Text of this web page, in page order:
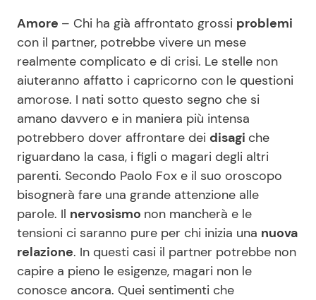
Amore – Chi ha già affrontato grossi problemi
con il partner, potrebbe vivere un mese
realmente complicato e di crisi. Le stelle non
aiuteranno affatto i capricorno con le questioni
amorose. I nati sotto questo segno che si
amano davvero e in maniera più intensa
potrebbero dover affrontare dei disagi che
riguardano la casa, i figli o magari degli altri
parenti. Secondo Paolo Fox e il suo oroscopo
bisognerà fare una grande attenzione alle
parole. Il nervosismo non mancherà e le
tensioni ci saranno pure per chi inizia una nuova
relazione. In questi casi il partner potrebbe non
capire a pieno le esigenze, magari non le
conosce ancora. Quei sentimenti che